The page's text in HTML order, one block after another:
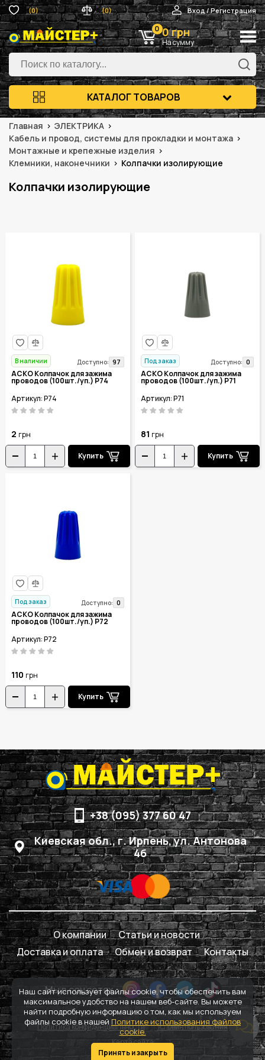
(0) (0) Вход / Регистрация
0 0 грн
На сумму
КАТАЛОГ ТОВАРОВ
Главная
ЭЛЕКТРИКА
Кабель и провод, системы для прокладки и монтажа
Монтажные и крепежные изделия
Клемники, наконечники
Колпачки изолирующие
Колпачки изолирующие
В наличии Доступно: 97
АСКО Колпачок для зажима
проводов (100шт./уп.) P74
Артикул: P74
2 грн
Купить
Под заказ Доступно: 0
АСКО Колпачок для зажима
проводов (100шт./уп.) P71
Артикул: P71
81 грн
Купить
Под заказ Доступно: 0
АСКО Колпачок для зажима
проводов (100шт./уп.) P72
Артикул: P72
110 грн
Купить
+38 (095) 377 60 47
Киевская обл., г. Ирпень, ул. Антонова
4б
Мы в соцсетях
О компании
Статьи и новости
Доставка и оплата
Обмен и возврат Контакты
Политика конфиденциальности
Условия пользования
Карта сайта
Наш сайт использует файлы cookie, чтобы обеспечить вам
максимальное удобство на нашем веб-сайте. Вы можете
найти подробную информацию о том, как мы используем
файлы cookie в нашей Политике использования файлов
cookie.
Принять и закрыть